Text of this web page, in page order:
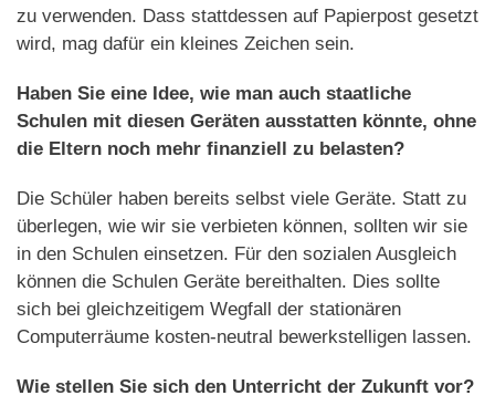
zu verwenden. Dass stattdessen auf Papierpost gesetzt
wird, mag dafür ein kleines Zeichen sein.
Haben Sie eine Idee, wie man auch staatliche
Schulen mit diesen Geräten ausstatten könnte, ohne
die Eltern noch mehr finanziell zu belasten?
Die Schüler haben bereits selbst viele Geräte. Statt zu
überlegen, wie wir sie verbieten können, sollten wir sie
in den Schulen einsetzen. Für den sozialen Ausgleich
können die Schulen Geräte bereithalten. Dies sollte
sich bei gleichzeitigem Wegfall der stationären
Computerräume kosten-neutral bewerkstelligen lassen.
Wie stellen Sie sich den Unterricht der Zukunft vor?